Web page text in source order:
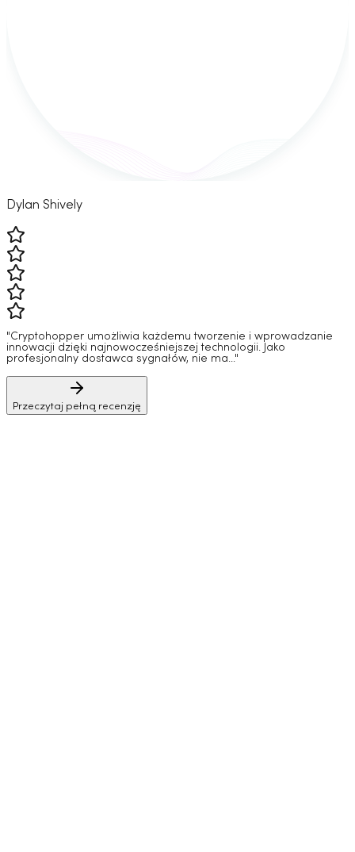
Dylan Shively
"Cryptohopper umożliwia każdemu tworzenie i wprowadzanie
innowacji dzięki najnowocześniejszej technologii. Jako
profesjonalny dostawca sygnałów, nie ma..."
Przeczytaj pełną recenzję